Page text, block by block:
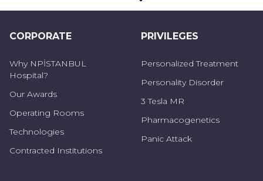
CORPORATE
Why NPİSTANBUL
Hospital?
Our Awards
Operating Rooms
Technologies
Contracted Institutions
PRIVILEGES
Personalized Treatment
Personality Disorder
3 Tesla MR
Pharmacogenetics
Panic Attack